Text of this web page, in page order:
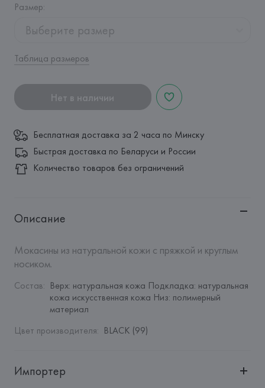
Размер:
Выберите размер
Таблица размеров
Нет в наличии
Бесплатная доставка за 2 часа по Минску
Быстрая доставка по Беларуси и России
Количество товаров без ограничений
Описание
Мокасины из натуральной кожи с пряжкой и круглым
носиком.
Состав: Верх: натуральная кожа Подкладка: натуральная
кожа искусственная кожа Низ: полимерный
материал
Цвет производителя: BLACK (99)
Импортер